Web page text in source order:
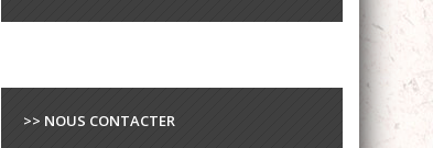
>> NOUS CONTACTER